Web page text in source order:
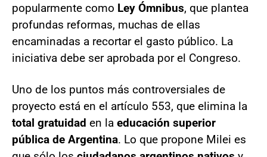
popularmente como Ley Ómnibus, que plantea
profundas reformas, muchas de ellas
encaminadas a recortar el gasto público. La
iniciativa debe ser aprobada por el Congreso.
Uno de los puntos más controversiales de
proyecto está en el artículo 553, que elimina la
total gratuidad en la educación superior
pública de Argentina. Lo que propone Milei es